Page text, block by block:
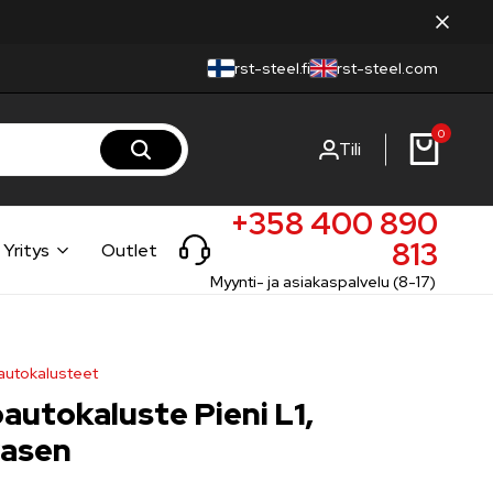
rst-steel.fi rst-steel.com
Tili
0
Yritys Outlet
+358 400 890
813
Myynti- ja asiakaspalvelu (8-17)
Pieni L1,